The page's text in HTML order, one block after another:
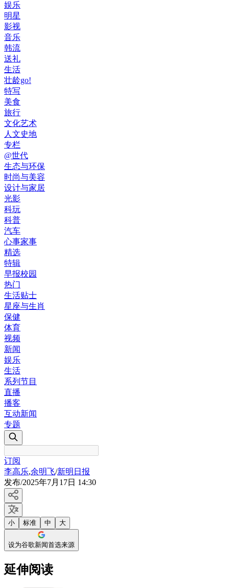
娱乐
明星
影视
音乐
韩流
送礼
生活
壮龄go!
特写
美食
旅行
文化艺术
人文史地
专栏
@世代
生态与环保
时尚与美容
设计与家居
光影
科玩
科普
汽车
心事家事
精选
特辑
早报校园
热门
生活贴士
星座与生肖
保健
体育
视频
新闻
娱乐
生活
系列节目
直播
播客
互动新闻
专题
订阅
李高乐,余明飞/新明日报
发布/2025年7月17日 14:30
小 标准 中 大
设为谷歌新闻首选来源
延伸阅读